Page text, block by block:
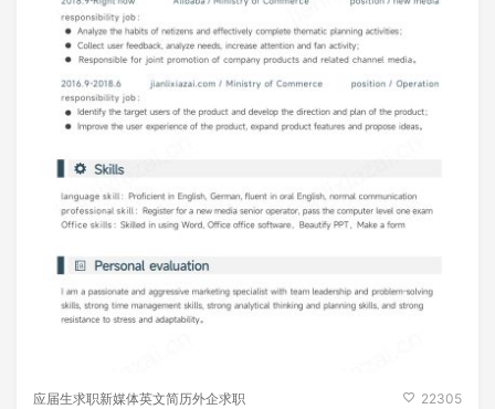
应届生求职新媒体英文简历外企求职 22305